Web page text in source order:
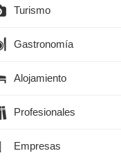
Turismo
Gastronomía
Alojamiento
Profesionales
Empresas